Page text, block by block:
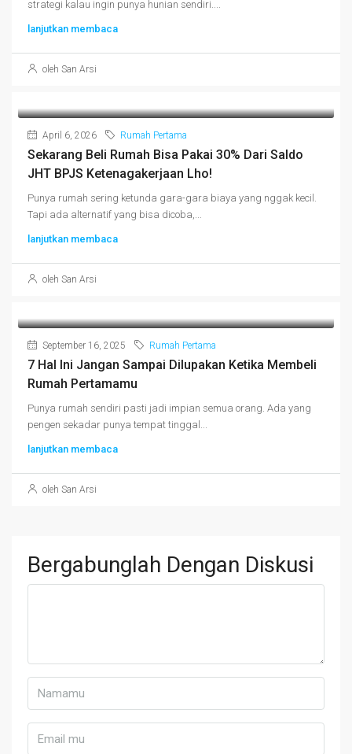
strategi kalau ingin punya hunian sendiri....
lanjutkan membaca
oleh San Arsi
April 6, 2026 Rumah Pertama
Sekarang Beli Rumah Bisa Pakai 30% Dari Saldo
JHT BPJS Ketenagakerjaan Lho!
Punya rumah sering ketunda gara-gara biaya yang nggak kecil.
Tapi ada alternatif yang bisa dicoba,...
lanjutkan membaca
oleh San Arsi
September 16, 2025 Rumah Pertama
7 Hal Ini Jangan Sampai Dilupakan Ketika Membeli
Rumah Pertamamu
Punya rumah sendiri pasti jadi impian semua orang. Ada yang
pengen sekadar punya tempat tinggal...
lanjutkan membaca
oleh San Arsi
Bergabunglah Dengan Diskusi